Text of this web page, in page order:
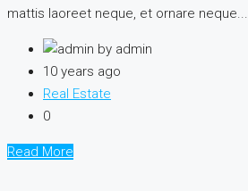
mattis laoreet neque, et ornare neque...
by admin
10 years ago
Real Estate
0
Read More